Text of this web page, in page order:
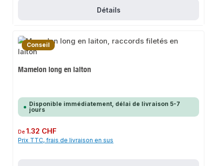
Détails
Conseil
Mamelon long en laiton
Disponible immédiatement, délai de livraison 5-7
jours
Prix régulier :
De1.32 CHF
Prix TTC, frais de livraison en sus